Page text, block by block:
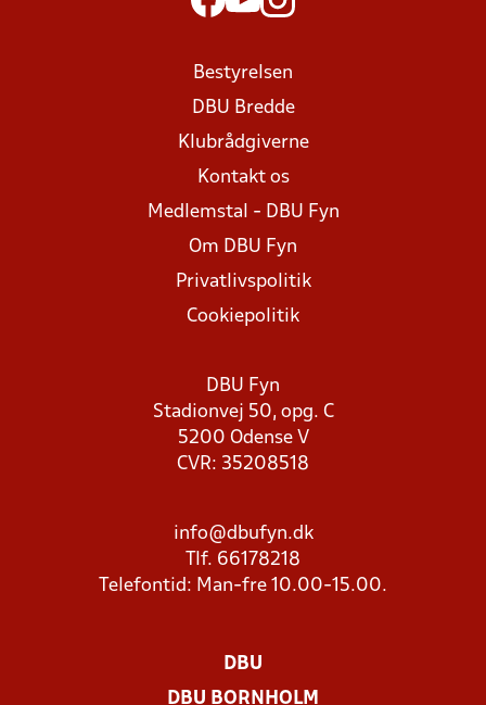
Bestyrelsen
DBU Bredde
Klubrådgiverne
Kontakt os
Medlemstal - DBU Fyn
Om DBU Fyn
Privatlivspolitik
Cookiepolitik
DBU Fyn
Stadionvej 50, opg. C
5200 Odense V
CVR: 35208518
info@dbufyn.dk
Tlf. 66178218
Telefontid: Man-fre 10.00-15.00.
DBU
DBU BORNHOLM